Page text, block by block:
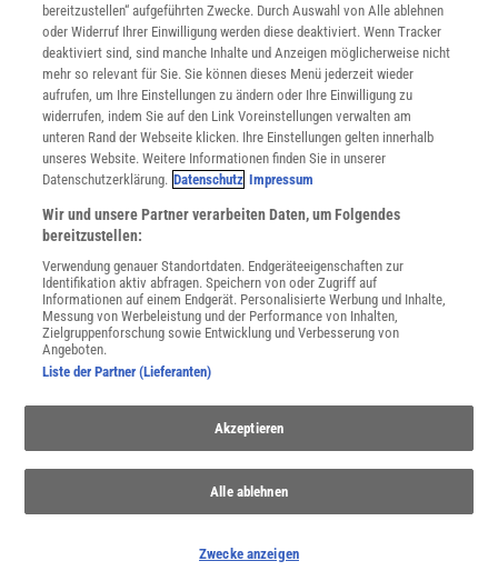
Datenschutz
Nutzungsbedingungen
Cookie-Einstellungen
Utiq verwalten
Nutzungsbasierte Onlinewerbung
Alle Artikel
Impressum
Angebote für Schulen
Angebote für Institutionen
Sprachen lernen mit Gymglish
Lexika
Für Spektrum schreiben
Zugänglichkeitserklärung
WEBSEITEN
KielSCN
Wissenschaft in die Schulen
SciLogs
bereitzustellen“ aufgeführten Zwecke. Durch Auswahl von Alle ablehnen
oder Widerruf Ihrer Einwilligung werden diese deaktiviert. Wenn Tracker
deaktiviert sind, sind manche Inhalte und Anzeigen möglicherweise nicht
mehr so relevant für Sie. Sie können dieses Menü jederzeit wieder
aufrufen, um Ihre Einstellungen zu ändern oder Ihre Einwilligung zu
widerrufen, indem Sie auf den Link Voreinstellungen verwalten am
unteren Rand der Webseite klicken. Ihre Einstellungen gelten innerhalb
unseres Website. Weitere Informationen finden Sie in unserer
Datenschutzerklärung. Datenschutz Impressum
Wir und unsere Partner verarbeiten Daten, um Folgendes
bereitzustellen:
Verwendung genauer Standortdaten. Endgeräteeigenschaften zur
Identifikation aktiv abfragen. Speichern von oder Zugriff auf
Informationen auf einem Endgerät. Personalisierte Werbung und Inhalte,
Messung von Werbeleistung und der Performance von Inhalten,
Zielgruppenforschung sowie Entwicklung und Verbesserung von
Angeboten.
Liste der Partner (Lieferanten)
Akzeptieren
Alle ablehnen
Zwecke anzeigen